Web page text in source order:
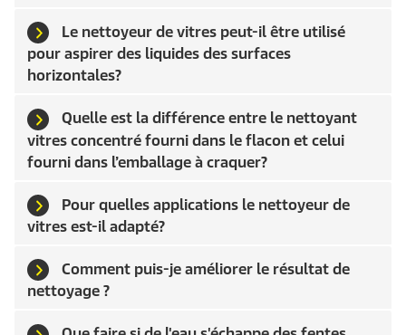
Le nettoyeur de vitres peut-il être utilisé
pour aspirer des liquides des surfaces
horizontales?
Quelle est la différence entre le nettoyant
vitres concentré fourni dans le flacon et celui
fourni dans l’emballage à craquer?
Pour quelles applications le nettoyeur de
vitres est-il adapté?
Comment puis-je améliorer le résultat de
nettoyage ?